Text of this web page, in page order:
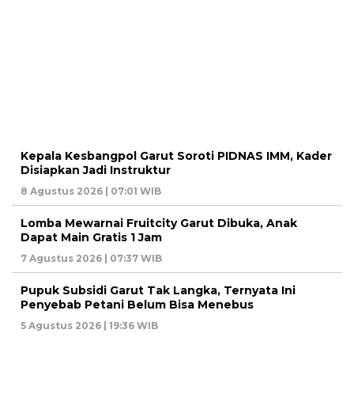
Kepala Kesbangpol Garut Soroti PIDNAS IMM, Kader
Disiapkan Jadi Instruktur
8 Agustus 2026 | 07:01 WIB
Lomba Mewarnai Fruitcity Garut Dibuka, Anak
Dapat Main Gratis 1 Jam
7 Agustus 2026 | 07:37 WIB
Pupuk Subsidi Garut Tak Langka, Ternyata Ini
Penyebab Petani Belum Bisa Menebus
5 Agustus 2026 | 19:36 WIB